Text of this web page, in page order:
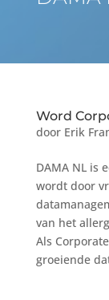
Word
door Erik
DAMA NL is
wordt door
van het
Als
groeiende